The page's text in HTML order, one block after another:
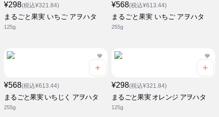
¥298(税込¥321.84)
まるごと果実 いちご アヲハタ
125g
¥568(税込¥613.44)
まるごと果実 いちご アヲハタ
255g
¥568(税込¥613.44)
まるごと果実 いちじく アヲハタ
255g
¥298(税込¥321.84)
まるごと果実 オレンジ アヲハタ
125g